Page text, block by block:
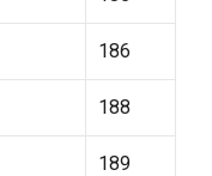
186
188
189